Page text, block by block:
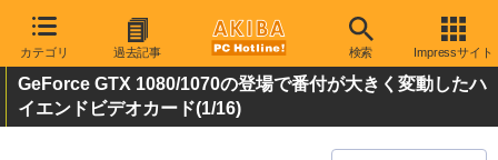
カテゴリ 過去記事 検索 Impressサイト
GeForce GTX 1080/1070の登場で番付が大きく変動したハ
イエンドビデオカード(1/16)